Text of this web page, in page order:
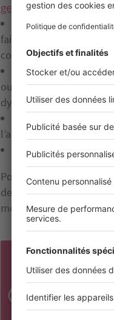
gestion locative.
Les charges
faire payer au locataire,
communes, etc.
Les dépenses de
ou grosses
dysfonctionnement
l’assurance loyers
Les intérêts
Pour calculer le
de vos charges,
montant annuel des
Le
n’étant pas
n’aurez pas
l’immeuble